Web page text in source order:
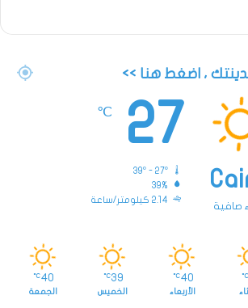
، اضغط هنا >>
صافية
27
℃
39%
2.14 كيلومتر/ساعة
℃
40
℃
الأربعاء
39
℃
الخميس
40
℃
الجمعة